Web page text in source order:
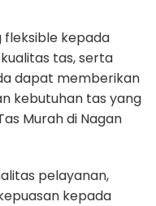
fleksible kepada
tas, serta
dapat memberikan
kebutuhan tas yang
Murah di Nagan
pelayanan,
kepada